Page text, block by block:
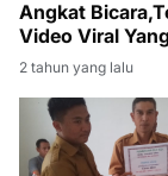
Angkat
Video Viral Yang
Menyudutkan
Wartawan & LSM
2 tahun yang lalu